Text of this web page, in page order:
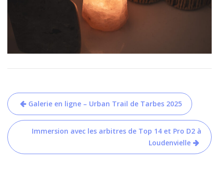
Navigation
de
l’article
Galerie en ligne – Urban Trail de Tarbes 2025
Immersion avec les arbitres de Top 14 et Pro D2 à
Loudenvielle